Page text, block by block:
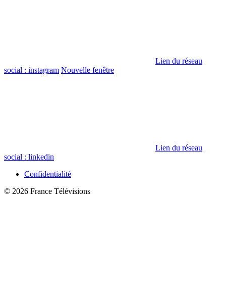
Lien du réseau
social : instagram Nouvelle fenêtre
Lien du réseau
social : linkedin
Confidentialité
© 2026 France Télévisions